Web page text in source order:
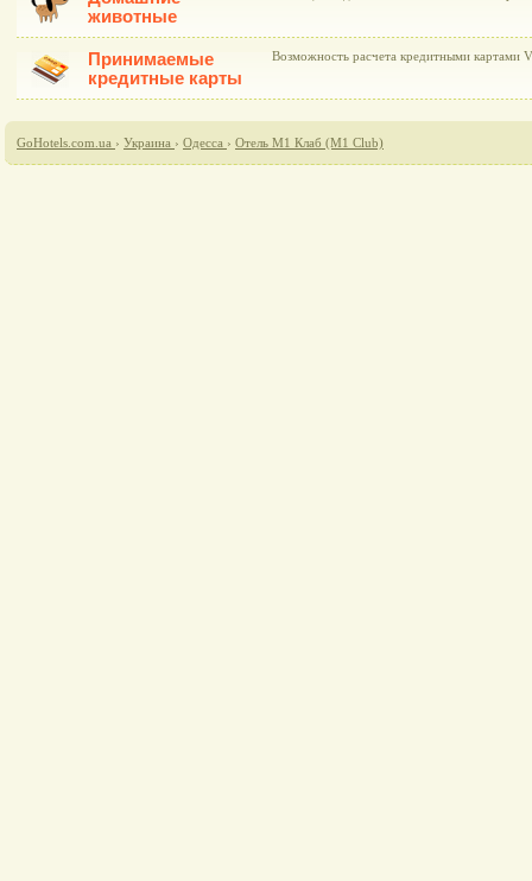
животные
Принимаемые
кредитные карты
Возможность расчета кредитными картами
GoHotels.com.ua › Украина › Одесса › Отель М1 Клаб (M1 Club)